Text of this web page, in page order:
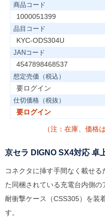
商品コード
1000051399
品目コード
KYC-ODS304U
JANコード
4547898468537
想定売価（税込）
要ログイン
仕切価格（税抜）
要ログイン
（注：在庫、価格
京セラ DIGNO SX4対応 卓
コネクタに挿す手間なく載せ
た同梱されている充電台内側の
耐衝撃ケース（CSS305）を装
す。